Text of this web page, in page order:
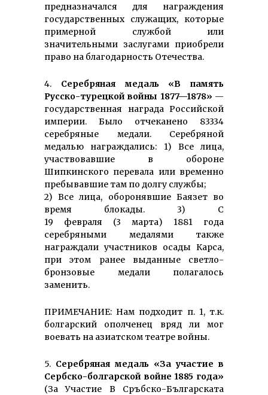
предназначался для награждения
государственных служащих, которые
примерной службой или
значительными заслугами приобрели
право на благодарность Отечества.
4. Серебряная медаль «В память
Русско-турецкой войны 1877—1878» —
государственная награда Российской
империи. Было отчеканено 83334
серебряные медали. Серебряной
медалью награждались: 1) Все лица,
участвовавшие в обороне
Шипкинского перевала или временно
пребывавшие там по долгу службы;
2) Все лица, оборонявшие Баязет во
время блокады. 3) С
19 февраля (3 марта) 1881 года
серебряными медалями также
награждали участников осады Карса,
при этом ранее выданные светло-
бронзовые медали полагалось
заменить.
ПРИМЕЧАНИЕ: Нам подходит п. 1, т.к.
болгарский ополченец вряд ли мог
воевать на азиатском театре войны.
5. Серебряная медаль «За участие в
Сербско-болгарской войне 1885 года»
(За Участие В Сръбско-Българската